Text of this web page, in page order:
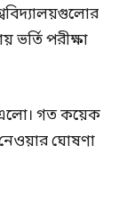
ভর্তি পরীক্ষা
এলো। গত কয়েক
ঘোষণা